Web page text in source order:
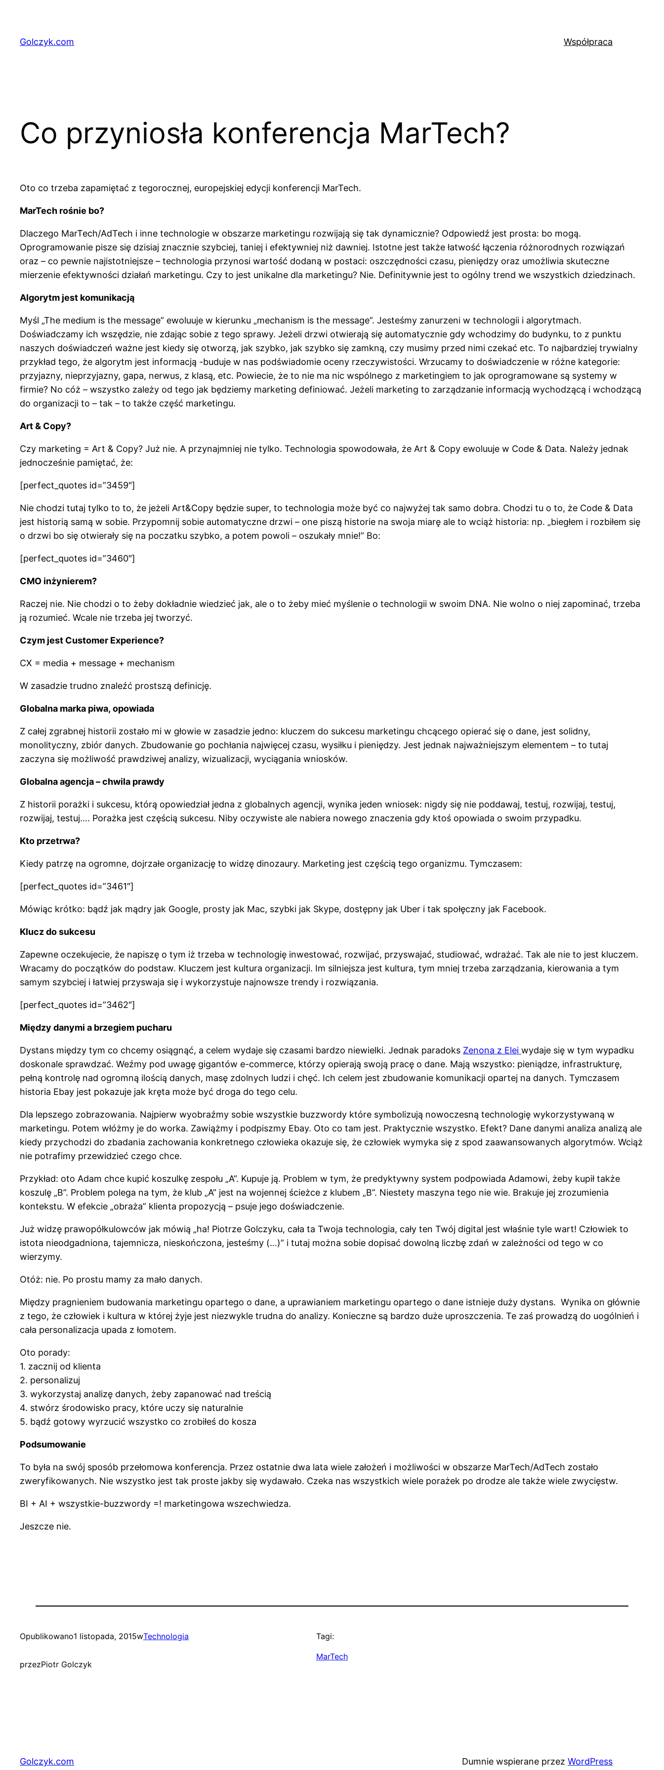
treściGolczyk.com Współpraca
Co przyniosła konferencja MarTech?
Oto co trzeba zapamiętać z tegorocznej, europejskiej edycji konferencji MarTech.
MarTech rośnie bo?
Dlaczego MarTech/AdTech i inne technologie w obszarze marketingu rozwijają się tak dynamicznie? Odpowiedź jest prosta: bo mogą.
Oprogramowanie pisze się dzisiaj znacznie szybciej, taniej i efektywniej niż dawniej. Istotne jest także łatwość łączenia różnorodnych rozwiązań
oraz – co pewnie najistotniejsze – technologia przynosi wartość dodaną w postaci: oszczędności czasu, pieniędzy oraz umożliwia skuteczne
mierzenie efektywności działań marketingu. Czy to jest unikalne dla marketingu? Nie. Definitywnie jest to ogólny trend we wszystkich dziedzinach.
Algorytm jest komunikacją
Myśl „The medium is the message” ewoluuje w kierunku „mechanism is the message”. Jesteśmy zanurzeni w technologii i algorytmach.
Doświadczamy ich wszędzie, nie zdając sobie z tego sprawy. Jeżeli drzwi otwierają się automatycznie gdy wchodzimy do budynku, to z punktu
naszych doświadczeń ważne jest kiedy się otworzą, jak szybko, jak szybko się zamkną, czy musimy przed nimi czekać etc. To najbardziej trywialny
przykład tego, że algorytm jest informacją -buduje w nas podświadomie oceny rzeczywistości. Wrzucamy to doświadczenie w różne kategorie:
przyjazny, nieprzyjazny, gapa, nerwus, z klasą, etc. Powiecie, że to nie ma nic wspólnego z marketingiem to jak oprogramowane są systemy w
firmie? No cóż – wszystko zależy od tego jak będziemy marketing definiować. Jeżeli marketing to zarządzanie informacją wychodzącą i wchodzącą
do organizacji to – tak – to także część marketingu.
Art & Copy?
Czy marketing = Art & Copy? Już nie. A przynajmniej nie tylko. Technologia spowodowała, że Art & Copy ewoluuje w Code & Data. Należy jednak
jednocześnie pamiętać, że:
[perfect_quotes id=”3459″]
Nie chodzi tutaj tylko to to, że jeżeli Art&Copy będzie super, to technologia może być co najwyżej tak samo dobra. Chodzi tu o to, że Code & Data
jest historią samą w sobie. Przypomnij sobie automatyczne drzwi – one piszą historie na swoja miarę ale to wciąż historia: np. „biegłem i rozbiłem się
o drzwi bo się otwierały się na poczatku szybko, a potem powoli – oszukały mnie!” Bo:
[perfect_quotes id=”3460″]
CMO inżynierem?
Raczej nie. Nie chodzi o to żeby dokładnie wiedzieć jak, ale o to żeby mieć myślenie o technologii w swoim DNA. Nie wolno o niej zapominać, trzeba
ją rozumieć. Wcale nie trzeba jej tworzyć.
Czym jest Customer Experience?
CX = media + message + mechanism
W zasadzie trudno znaleźć prostszą definicję.
Globalna marka piwa, opowiada
Z całej zgrabnej historii zostało mi w głowie w zasadzie jedno: kluczem do sukcesu marketingu chcącego opierać się o dane, jest solidny,
monolityczny, zbiór danych. Zbudowanie go pochłania najwięcej czasu, wysiłku i pieniędzy. Jest jednak najważniejszym elementem – to tutaj
zaczyna się możliwość prawdziwej analizy, wizualizacji, wyciągania wniosków.
Globalna agencja – chwila prawdy
Z historii porażki i sukcesu, którą opowiedział jedna z globalnych agencji, wynika jeden wniosek: nigdy się nie poddawaj, testuj, rozwijaj, testuj,
rozwijaj, testuj…. Porażka jest częścią sukcesu. Niby oczywiste ale nabiera nowego znaczenia gdy ktoś opowiada o swoim przypadku.
Kto przetrwa?
Kiedy patrzę na ogromne, dojrzałe organizację to widzę dinozaury. Marketing jest częścią tego organizmu. Tymczasem:
[perfect_quotes id=”3461″]
Mówiąc krótko: bądź jak mądry jak Google, prosty jak Mac, szybki jak Skype, dostępny jak Uber i tak społęczny jak Facebook.
Klucz do sukcesu
Zapewne oczekujecie, że napiszę o tym iż trzeba w technologię inwestować, rozwijać, przyswajać, studiować, wdrażać. Tak ale nie to jest kluczem.
Wracamy do początków do podstaw. Kluczem jest kultura organizacji. Im silniejsza jest kultura, tym mniej trzeba zarządzania, kierowania a tym
samym szybciej i łatwiej przyswaja się i wykorzystuje najnowsze trendy i rozwiązania.
[perfect_quotes id=”3462″]
Między danymi a brzegiem pucharu
Dystans między tym co chcemy osiągnąć, a celem wydaje się czasami bardzo niewielki. Jednak paradoks Zenona z Elei wydaje się w tym wypadku
doskonale sprawdzać. Weźmy pod uwagę gigantów e-commerce, którzy opierają swoją pracę o dane. Mają wszystko: pieniądze, infrastrukturę,
pełną kontrolę nad ogromną ilością danych, masę zdolnych ludzi i chęć. Ich celem jest zbudowanie komunikacji opartej na danych. Tymczasem
historia Ebay jest pokazuje jak kręta może być droga do tego celu.
Dla lepszego zobrazowania. Najpierw wyobraźmy sobie wszystkie buzzwordy które symbolizują nowoczesną technologię wykorzystywaną w
marketingu. Potem włóżmy je do worka. Zawiążmy i podpiszmy Ebay. Oto co tam jest. Praktycznie wszystko. Efekt? Dane danymi analiza analizą ale
kiedy przychodzi do zbadania zachowania konkretnego człowieka okazuje się, że człowiek wymyka się z spod zaawansowanych algorytmów. Wciąż
nie potrafimy przewidzieć czego chce.
Przykład: oto Adam chce kupić koszulkę zespołu „A”. Kupuje ją. Problem w tym, że predyktywny system podpowiada Adamowi, żeby kupił także
koszulę „B”. Problem polega na tym, że klub „A” jest na wojennej ścieżce z klubem „B”. Niestety maszyna tego nie wie. Brakuje jej zrozumienia
kontekstu. W efekcie „obraża” klienta propozycją – psuje jego doświadczenie.
Już widzę prawopółkulowców jak mówią „ha! Piotrze Golczyku, cała ta Twoja technologia, cały ten Twój digital jest właśnie tyle wart! Człowiek to
istota nieodgadniona, tajemnicza, nieskończona, jesteśmy (…)” i tutaj można sobie dopisać dowolną liczbę zdań w zależności od tego w co
wierzymy.
Otóż: nie. Po prostu mamy za mało danych.
Między pragnieniem budowania marketingu opartego o dane, a uprawianiem marketingu opartego o dane istnieje duży dystans. Wynika on głównie
z tego, że człowiek i kultura w której żyje jest niezwykle trudna do analizy. Konieczne są bardzo duże uproszczenia. Te zaś prowadzą do uogólnień i
cała personalizacja upada z łomotem.
Oto porady:
1. zacznij od klienta
2. personalizuj
3. wykorzystaj analizę danych, żeby zapanować nad treścią
4. stwórz środowisko pracy, które uczy się naturalnie
5. bądź gotowy wyrzucić wszystko co zrobiłeś do kosza
Podsumowanie
To była na swój sposób przełomowa konferencja. Przez ostatnie dwa lata wiele założeń i możliwości w obszarze MarTech/AdTech zostało
zweryfikowanych. Nie wszystko jest tak proste jakby się wydawało. Czeka nas wszystkich wiele porażek po drodze ale także wiele zwycięstw.
BI + AI + wszystkie-buzzwordy =! marketingowa wszechwiedza.
Jeszcze nie.
Opublikowano1 listopada, 2015wTechnologia
przezPiotr Golczyk
Tagi:
MarTech
Golczyk.com Dumnie wspierane przez WordPress